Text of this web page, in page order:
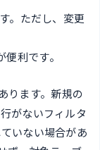
。ただし、変更
利です。
ります。新規の
がないフィルタ
いない場合があ